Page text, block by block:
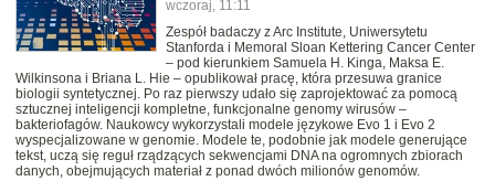
wczoraj, 11:11
Zespół badaczy z Arc Institute, Uniwersytetu
Stanforda i Memoral Sloan Kettering Cancer Center
– pod kierunkiem Samuela H. Kinga, Maksa E.
Wilkinsona i Briana L. Hie – opublikował pracę, która przesuwa granice
biologii syntetycznej. Po raz pierwszy udało się zaprojektować za pomocą
sztucznej inteligencji kompletne, funkcjonalne genomy wirusów –
bakteriofagów. Naukowcy wykorzystali modele językowe Evo 1 i Evo 2
wyspecjalizowane w genomie. Modele te, podobnie jak modele generujące
tekst, uczą się reguł rządzących sekwencjami DNA na ogromnych zbiorach
danych, obejmujących materiał z ponad dwóch milionów genomów.